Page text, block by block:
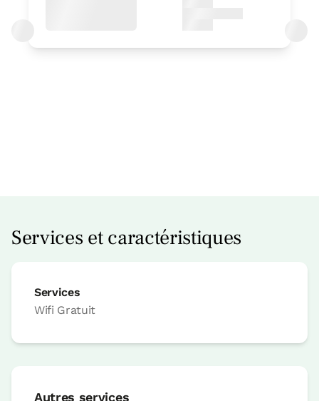
Prix ​​de la maison entière à partir de
Services et caractéristiques
Services
Wifi Gratuit
Autres services